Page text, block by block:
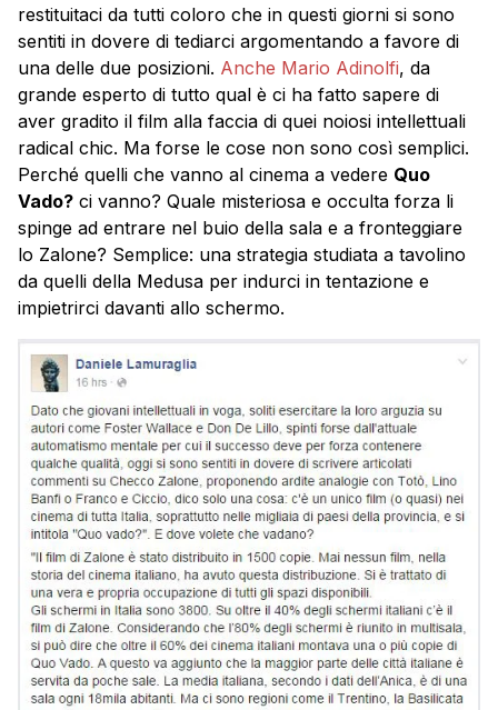
restituitaci da tutti coloro che in questi giorni si sono
sentiti in dovere di tediarci argomentando a favore di
una delle due posizioni. Anche Mario Adinolfi, da
grande esperto di tutto qual è ci ha fatto sapere di
aver gradito il film alla faccia di quei noiosi intellettuali
radical chic. Ma forse le cose non sono così semplici.
Perché quelli che vanno al cinema a vedere Quo
Vado? ci vanno? Quale misteriosa e occulta forza li
spinge ad entrare nel buio della sala e a fronteggiare
lo Zalone? Semplice: una strategia studiata a tavolino
da quelli della Medusa per indurci in tentazione e
impietrirci davanti allo schermo.